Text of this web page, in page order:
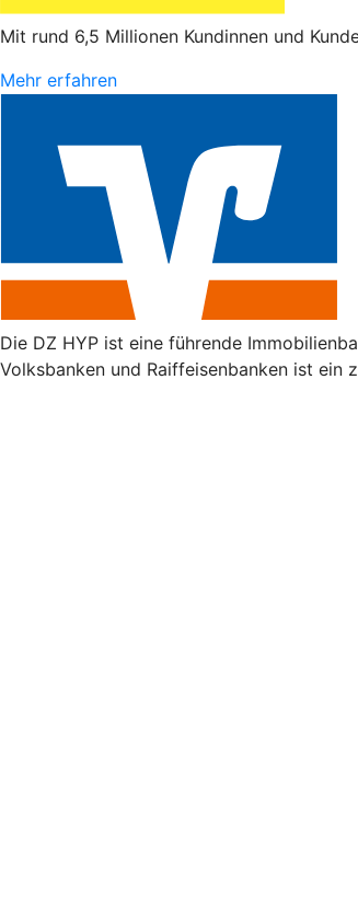
Mit rund 6,5 Millionen Kundinnen und
Mehr erfahren
Die DZ HYP ist eine führende
Volksbanken und Raiffeisenbanken ist ein